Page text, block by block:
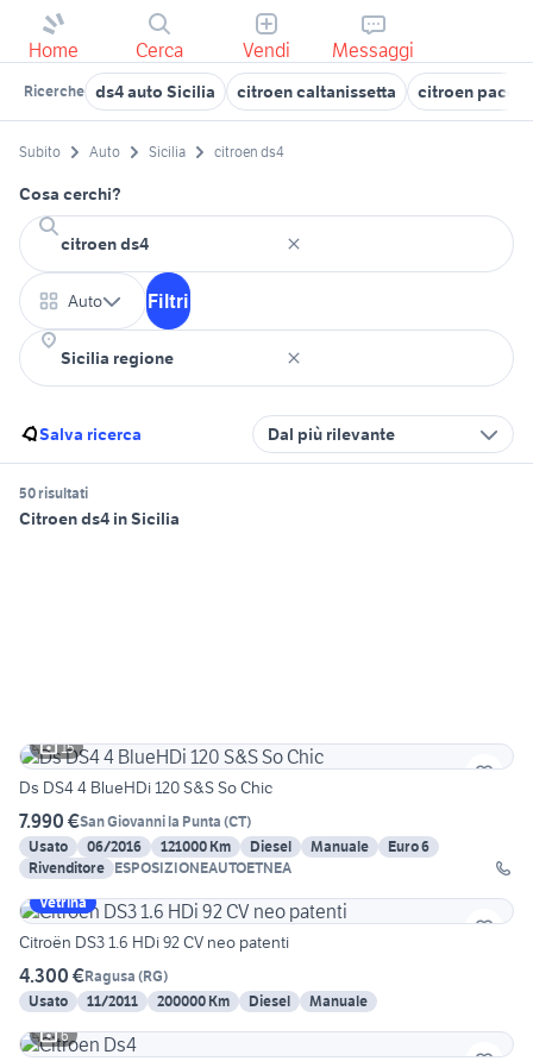
Home Cerca Vendi Messaggi
Ricerche ds4 auto Sicilia citroen caltanissetta citroen
Subito Auto Sicilia citroen ds4
Cosa cerchi?
Auto Filtri
Salva ricerca Dal più rilevante
50 risultati
Citroen ds4 in Sicilia
15
Ds DS4 4 BlueHDi 120 S&S So Chic
7.990 €San Giovanni la Punta (CT)
Usato
06/2016 121000 Km Diesel Manuale
Euro 6
Rivenditore ESPOSIZIONEAUTOETNEA
Vetrina
Citroën DS3 1.6 HDi 92 CV neo patenti
4.300 €Ragusa (RG)
Usato
11/2011 200000 Km Diesel
Manuale
6